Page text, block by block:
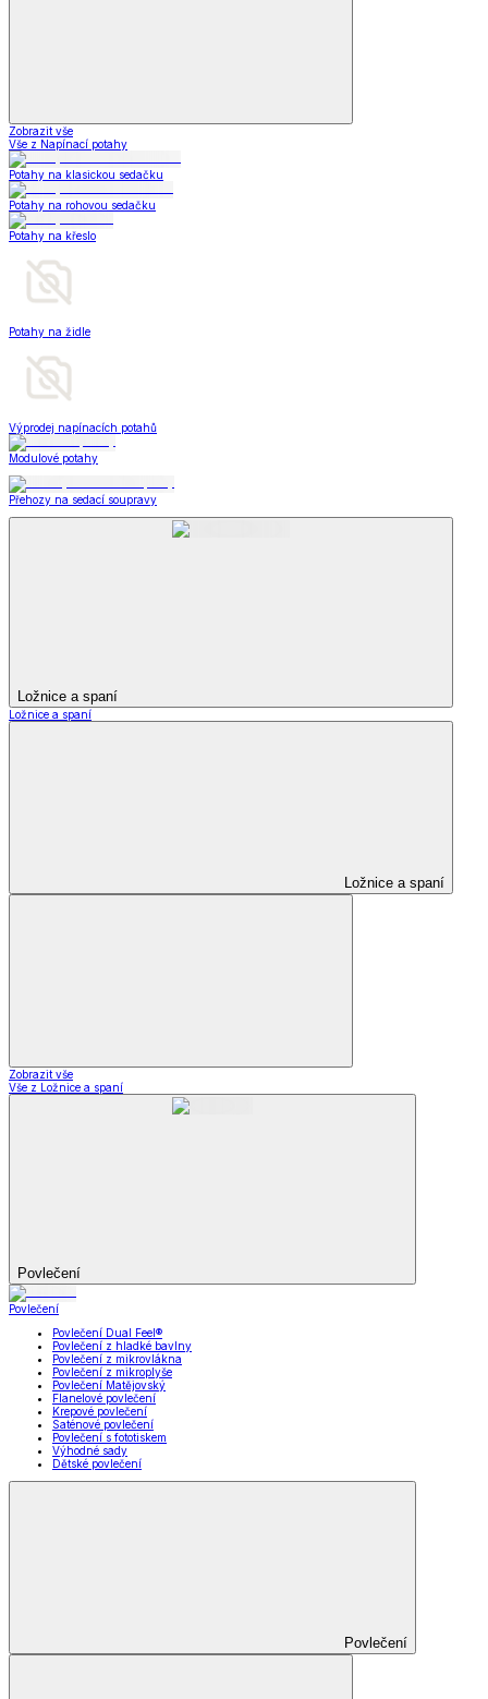
Zobrazit vše
Vše z Napínací potahy
Potahy na klasickou sedačku
Potahy na rohovou sedačku
Potahy na křeslo
Potahy na židle
Výprodej napínacích potahů
Modulové potahy
Přehozy na sedací soupravy
Ložnice a spaní
Ložnice a spaní
Ložnice a spaní
Zobrazit vše
Vše z Ložnice a spaní
Povlečení
Povlečení
Povlečení Dual Feel®
Povlečení z hladké bavlny
Povlečení z mikrovlákna
Povlečení z mikroplyše
Povlečení Matějovský
Flanelové povlečení
Krepové povlečení
Saténové povlečení
Povlečení s fototiskem
Výhodné sady
Dětské povlečení
Povlečení